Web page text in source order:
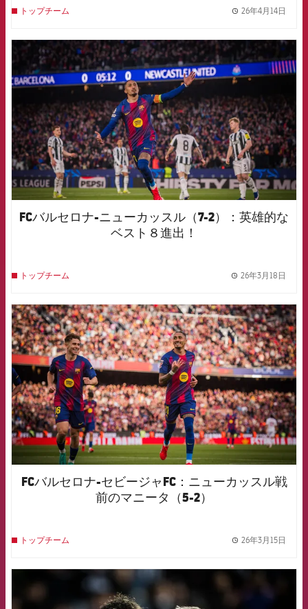
トップチーム 26年4月14日
FCB Barcelona badge
FCバルセロナ-ニューカッスル（7-2）：英雄的な
ベスト８進出！
トップチーム 26年3月18日
FCB Barcelona badge
FCバルセロナ-セビージャFC：ニューカッスル戦
前のマニータ（5-2）
トップチーム 26年3月15日
FCB Barcelona badge